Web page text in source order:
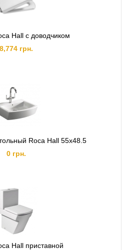
Hall с доводчиком
8,774 грн.
Roca Hall 55x48.5
0 грн.
Hall приставной